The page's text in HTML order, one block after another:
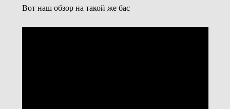
Вот наш обзор на такой же бас